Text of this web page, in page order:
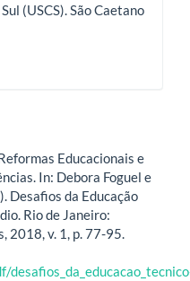
(USCS). São Caetano
Educacionais e
In: Debora Foguel e
Desafios da Educação
Rio de Janeiro:
2018, v. 1, p. 77-95.